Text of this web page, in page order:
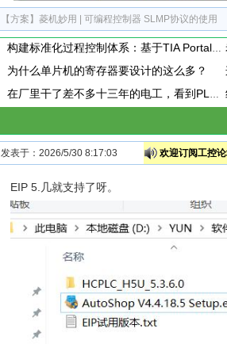
【方案】 菱机妙用 | 可编程控制器 SLMP协议的使用
构建标准化过程控制体系：基于TIA Portal的PID闭环控制通用封装模板设计与应用
为什么单片机的寄存器要设计的这么多？
在厂里干了差不多十三年的电工，看到PLC模块上接了一个小玩意，这小玩意到底是干嘛用的呢？
发表于：2026/5/30 8:17:03 欢迎订阅工控
EIP 5.几就支持了呀。